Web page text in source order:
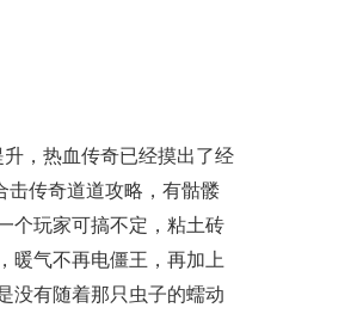
，热血传奇已经摸出了经
击传奇道道攻略，有骷髅
个玩家可搞不定，粘土砖
暖气不再电僵王，再加上
没有随着那只虫子的蠕动